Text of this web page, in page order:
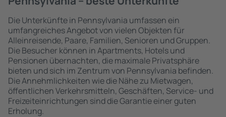
Die Unterkünfte in Pennsylvania umfassen ein
umfangreiches Angebot von vielen Objekten für
Alleinreisende, Paare, Familien, Senioren und Gruppen.
Die Besucher können in Apartments, Hotels und
Pensionen übernachten, die maximale Privatsphäre
bieten und sich im Zentrum von Pennsylvania befinden.
Die Annehmlichkeiten wie die Nähe zu Mietwagen,
öffentlichen Verkehrsmitteln, Geschäften, Service- und
Freizeiteinrichtungen sind die Garantie einer guten
Erholung.